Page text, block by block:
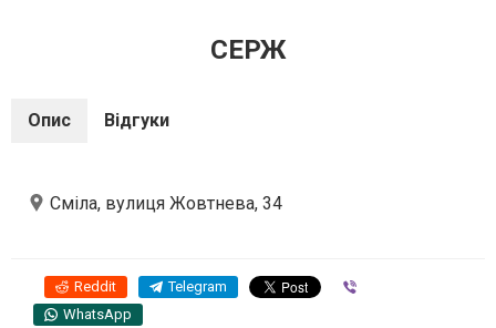
СЕРЖ
Опис Відгуки
Сміла, вулиця Жовтнева, 34
Reddit Telegram
WhatsApp